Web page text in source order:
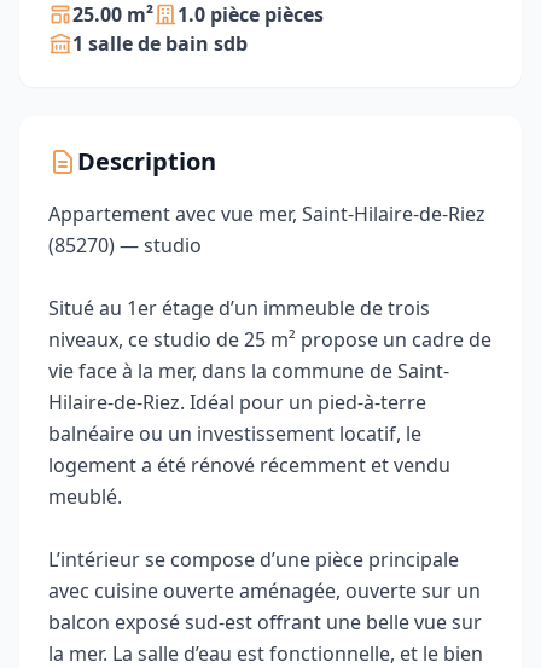
25.00 m²
1.0 pièce pièces
1 salle de bain sdb
Description
Appartement avec vue mer, Saint-Hilaire-de-Riez
(85270) — studio
Situé au 1er étage d’un immeuble de trois
niveaux, ce studio de 25 m² propose un cadre de
vie face à la mer, dans la commune de Saint-
Hilaire-de-Riez. Idéal pour un pied-à-terre
balnéaire ou un investissement locatif, le
logement a été rénové récemment et vendu
meublé.
L’intérieur se compose d’une pièce principale
avec cuisine ouverte aménagée, ouverte sur un
balcon exposé sud-est offrant une belle vue sur
la mer. La salle d’eau est fonctionnelle, et le bien